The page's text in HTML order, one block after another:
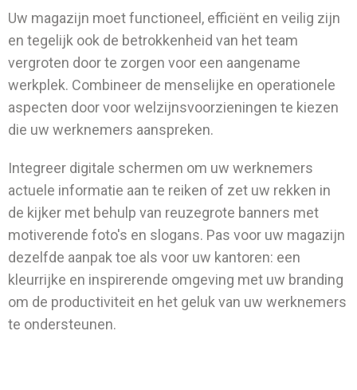
Uw magazijn moet functioneel, efficiënt en veilig zijn
en tegelijk ook de betrokkenheid van het team
vergroten door te zorgen voor een aangename
werkplek. Combineer de menselijke en operationele
aspecten door voor welzijnsvoorzieningen te kiezen
die uw werknemers aanspreken.
Integreer digitale schermen om uw werknemers
actuele informatie aan te reiken of zet uw rekken in
de kijker met behulp van reuzegrote banners met
motiverende foto's en slogans. Pas voor uw magazijn
dezelfde aanpak toe als voor uw kantoren: een
kleurrijke en inspirerende omgeving met uw branding
om de productiviteit en het geluk van uw werknemers
te ondersteunen.